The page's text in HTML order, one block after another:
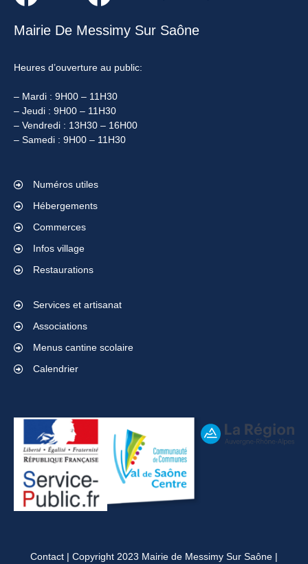
Mairie De Messimy Sur Saône
Heures d’ouverture au public:
– Mardi : 9H00 – 11H30
– Jeudi : 9H00 – 11H30
– Vendredi : 13H30 – 16H00
– Samedi : 9H00 – 11H30
Numéros utiles
Hébergements
Commerces
Infos village
Restaurations
Services et artisanat
Associations
Menus cantine scolaire
Calendrier
Contact | Copyright 2023 Mairie de Messimy Sur Saône |